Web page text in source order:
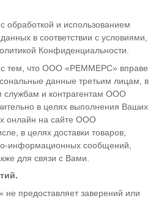
обработкой и использованием
в соответствии с условиями,
Конфиденциальности.
с тем, что ООО «РЕММЕРС» вправе
данные третьим лицам, в
службам и контрагентам ООО
в целях выполнения Ваших
онлайн на сайте ООО
в целях доставки товаров,
информационных сообщений,
для связи с Вами.
предоставляет заверений или